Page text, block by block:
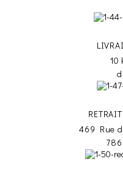
10
469 Rue